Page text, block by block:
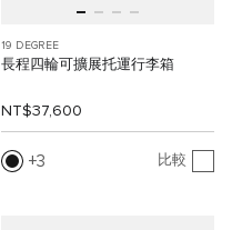
19 DEGREE
長程四輪可擴展托運行李箱
NT$37,600
3 比較